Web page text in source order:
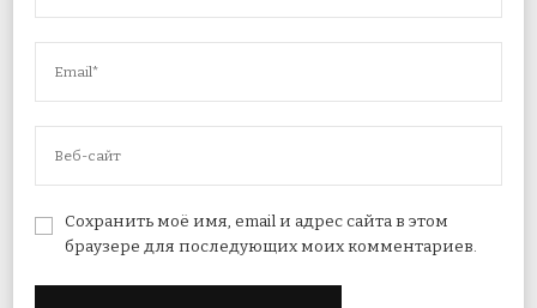
Сохранить моё имя, email и адрес сайта в этом
браузере для последующих моих комментариев.